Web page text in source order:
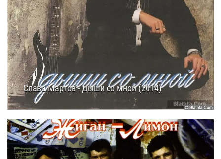
Слава Мартов - Дыши со мной (2014)
11.10.2014